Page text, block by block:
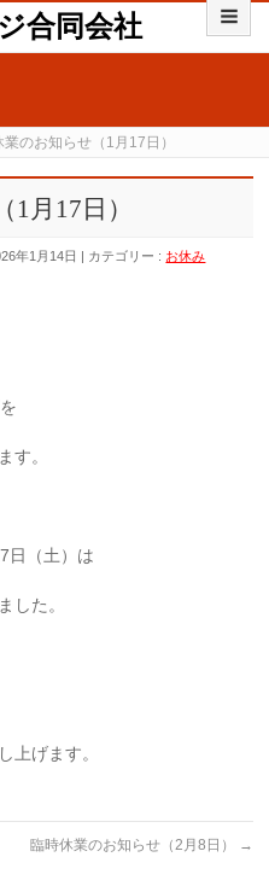
合同会社
業のお知らせ（1月17日）
月17日）
年1月14日 カテゴリー : お休み
す。
日（土）は
した。
上げます。
臨時休業のお知らせ（2月8日） →